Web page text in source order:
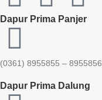
Dapur Prima Panjer
(0361) 8955855 – 8955856​
Dapur Prima Dalung